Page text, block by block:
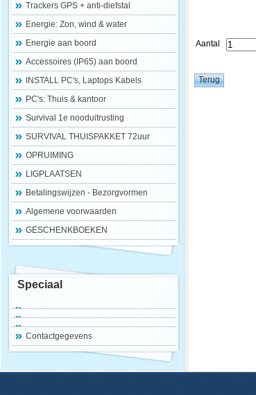
Trackers GPS + anti-diefstal
Energie: Zon, wind & water
Energie aan boord
Accessoires (IP65) aan boord
INSTALL PC's, Laptops Kabels
PC's: Thuis & kantoor
Survival 1e nooduitrusting
SURVIVAL THUISPAKKET 72uur
OPRUIMING
LIGPLAATSEN
Betalingswijzen - Bezorgvormen
Algemene voorwaarden
GESCHENKBOEKEN
Speciaal
Contactgegevens
Aantal